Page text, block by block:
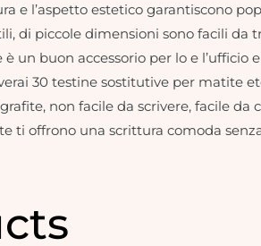
e l’aspetto estetico garantiscono
di piccole dimensioni sono facili
un buon accessorio per lo e l’ufficio
30 testine sostitutive per matite
non facile da scrivere, facile da
ti offrono una scrittura comoda